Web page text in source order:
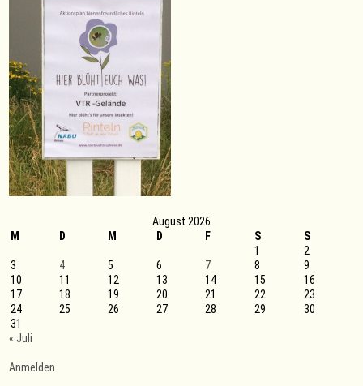
August 2026
M
D M D F S
S
1
2
3
4 5 6 7 8
9
10
11 12 13 14 15
16
17
18 19 20 21 22
23
24
25 26 27 28 29
30
31
« Juli
Anmelden